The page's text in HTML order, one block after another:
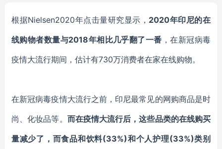
根据Nielsen2020年点击量研究显示， 2020年印尼的在
线购物者数量与2018年相比几乎翻了一番 ，在新冠病毒
疫情大流行期间，估计有730万消费者在家在线购物。
在新冠病毒疫情大流行之前，印尼最常见的网购商品是时
尚、化妆品等。 而在疫情大流行后，这些品类的在线购买
量减少了，而食品和饮料(33%)和个人护理(33%)类别